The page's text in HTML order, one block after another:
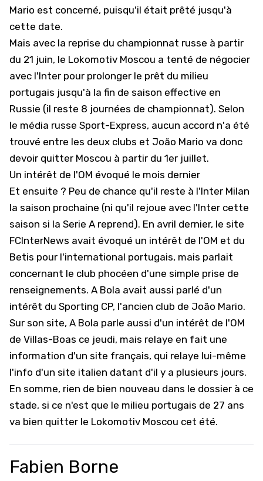
Mario est concerné, puisqu'il était prêté jusqu'à
cette date.
Mais avec la reprise du championnat russe à partir
du 21 juin, le Lokomotiv Moscou a tenté de négocier
avec l'Inter pour prolonger le prêt du milieu
portugais jusqu'à la fin de saison effective en
Russie (il reste 8 journées de championnat). Selon
le média russe Sport-Express, aucun accord n'a été
trouvé entre les deux clubs et João Mario va donc
devoir quitter Moscou à partir du 1er juillet.
Un intérêt de l'OM évoqué le mois dernier
Et ensuite ? Peu de chance qu'il reste à l'Inter Milan
la saison prochaine (ni qu'il rejoue avec l'Inter cette
saison si la Serie A reprend). En avril dernier, le site
FCInterNews avait évoqué un intérêt de l'OM et du
Betis pour l'international portugais, mais parlait
concernant le club phocéen d'une simple prise de
renseignements. A Bola avait aussi parlé d'un
intérêt du Sporting CP, l'ancien club de João Mario.
Sur son site, A Bola parle aussi d'un intérêt de l'OM
de Villas-Boas ce jeudi, mais relaye en fait une
information d'un site français, qui relaye lui-même
l'info d'un site italien datant d'il y a plusieurs jours.
En somme, rien de bien nouveau dans le dossier à ce
stade, si ce n'est que le milieu portugais de 27 ans
va bien quitter le Lokomotiv Moscou cet été.
Fabien Borne